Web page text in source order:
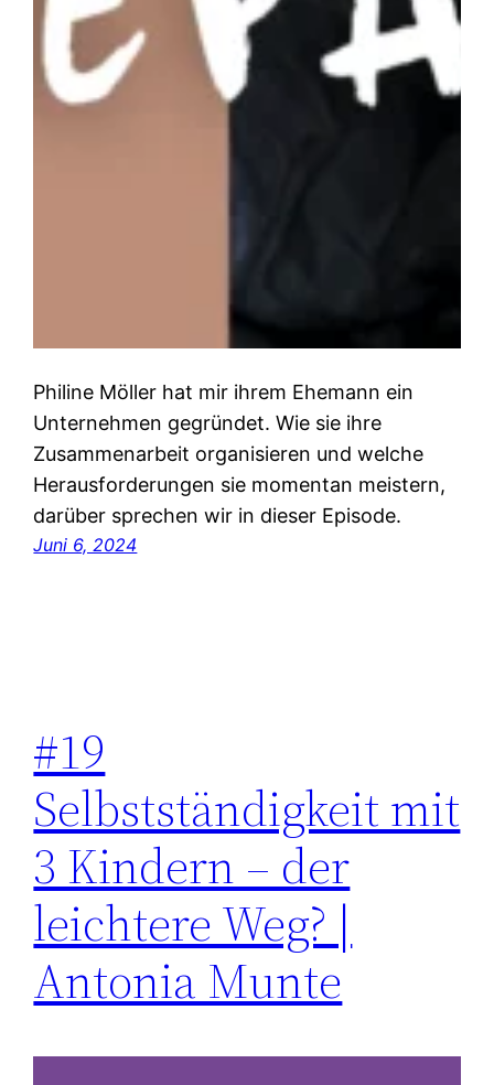
Philine Möller hat mir ihrem Ehemann ein
Unternehmen gegründet. Wie sie ihre
Zusammenarbeit organisieren und welche
Herausforderungen sie momentan meistern,
darüber sprechen wir in dieser Episode.
Juni 6, 2024
#19
Selbstständigkeit mit
3 Kindern – der
leichtere Weg? |
Antonia Munte